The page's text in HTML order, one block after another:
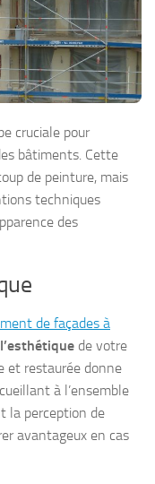
cruciale pour
bâtiments. Cette
de peinture, mais
techniques
des
de façades à
de votre
et restaurée donne
à l’ensemble
la perception de
avantageux en cas